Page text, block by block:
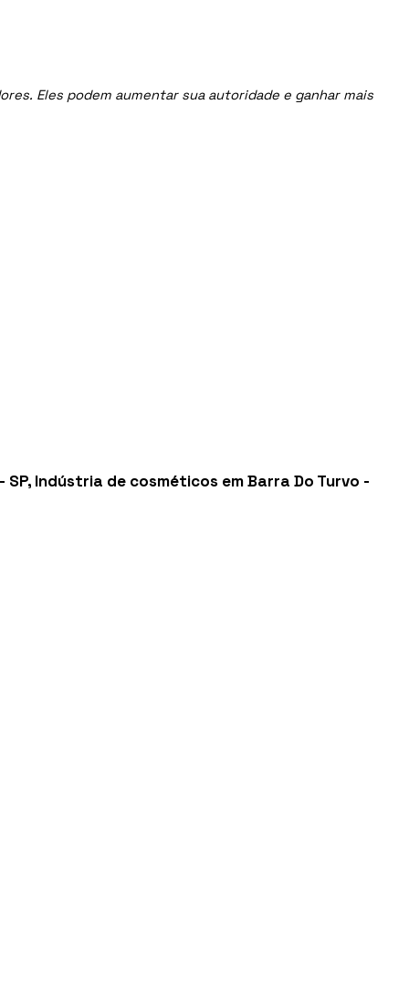
Eles podem aumentar sua autoridade e ganhar mais
SP, Indústria de cosméticos em Barra Do Turvo -